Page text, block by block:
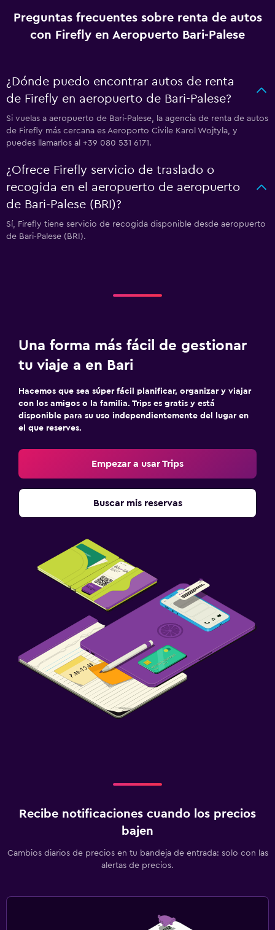
Preguntas frecuentes sobre renta de autos
con Firefly en Aeropuerto Bari-Palese
¿Dónde puedo encontrar autos de renta
de Firefly en aeropuerto de Bari-Palese?
Si vuelas a aeropuerto de Bari-Palese, la agencia de renta de autos
de Firefly más cercana es Aeroporto Civile Karol Wojtyla, y
puedes llamarlos al +39 080 531 6171.
¿Ofrece Firefly servicio de traslado o
recogida en el aeropuerto de aeropuerto
de Bari-Palese (BRI)?
Sí, Firefly tiene servicio de recogida disponible desde aeropuerto
de Bari-Palese (BRI).
Una forma más fácil de gestionar
tu viaje a en Bari
Hacemos que sea súper fácil planificar, organizar y viajar
con los amigos o la familia. Trips es gratis y está
disponible para su uso independientemente del lugar en
el que reserves.
Empezar a usar Trips
Buscar mis reservas
Recibe notificaciones cuando los precios
bajen
Cambios diarios de precios en tu bandeja de entrada: solo con las
alertas de precios.